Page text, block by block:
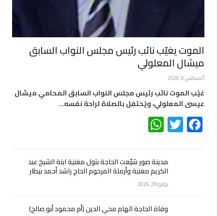
الموت يغيّب نائب رئيس مجلس النواب السابق
ميشال المعلولي
أغسطس 5, 2026
غيّب الموت نائب رئيس مجلس النواب السابق المحامي ميشال
عيسى المعلولي، ويُحتفل بالصلاة لراحة نفسه…
Facebook
Twitter
مدينة صور شيّعت الحاجة بتول مغنية ابنة الشيخ عبد
الكريم مغنية وأرملة المرحوم الحاج راشد أحمد بيطار
يوليو 28, 2026
وفاة الحاجة الهام محي الدين (أم محمود أبو صالح)